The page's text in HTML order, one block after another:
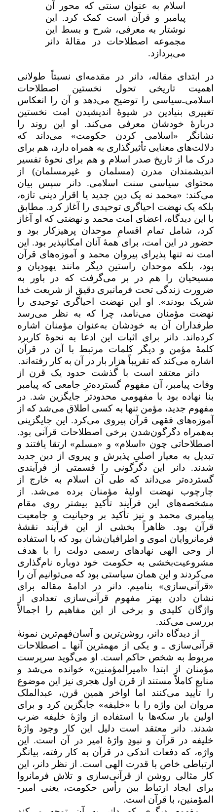
اسلام به عنوان سنتی که محور آن
پیامبر و قرآن است کمک کرد. این
نوشتار به معرفی، شرح و بسط این
مجموعه اصطلاحات در مقالۀ دانر
می‌پردازد.
در ابتدای مقاله، دانر در مقدمه‌ای نسبتاً طولانی
اهمیت تاریخی تحول نخستین اصطلاحات
اسلامی‌ـ‌سیاسی را توضیح می‌دهد و آن را انعکاس
تغییری بنیادین در شیوهٔ اندیشیدن امت نخستین
دربارهٔ خودشان معرفی می‌کند. او این روند را
نشانگر «اسلامی کردن حکومت» می‌­داند که
دلالت‌های معنایی تأثیرگذاری به همراه دارد، هم برای
درک ما از تاریخ صدر اسلام و هم برای نحوۀ تفسیر
اندیشمندان مدرن (مسلمان و غیرمسلمان) از
محتوای سیاسی سنت اسلامی. دانر سپس بیان
می‌کند: «محمد نه یک دین جدید یا اقرار دینی تازه،
بلکه یک نهضت احیاگری توحیدی را آغاز کرد. مطابق
با این دیدگاه، اعضای امت محمد و نهضتی که او آغاز
کرد، شامل تمام اقسامِ موحدان پرهیزکار بود و
حضور در این امت، برای همهٔ آنان امکان­پذیر بود. این
امت نه تنها پذیرای پیروان محمد و آموزه‌های قرآن
بود، بلکه موحدان راستین دیگر مانند یهودیان و
مسیحیان را هم در بر می‌گرفت که در باور به
ضرورت زندگی تحت فرمانبری دقیق از شریعت خدا
شریک بودند». او این نهضت احیاگری توحیدی را
نهضت مؤمنان می‌­نامد، چرا ­که به نظر می‌رسد
طرفداران آن به خودشان به‌عنوان مؤمنان اشاره
کرده‌اند. دانر برای اثبات این ادعا به نحوهٔ کاربرد
کلمهٔ مؤمن و دیگر کلمات مرتبط با آن در قرآن
اشاره می‌کند که تقریباً هزار بار در آن به کار رفته‌اند.
دانر معتقد است با گذشت حدود یک قرن از
وفات پیامبر، آن مفهوم گسترده‌ترِ جامعی که پیامبر
بنا نهاده بود با مفهومی محدودتر جایگزین شد. در
مفهوم جدید، مؤمن تنها به کسی اطلاق می‌شد که از
آموزه‌های فقهی قرآن پیروی می‌کرد. این جایگزینی
به‌همراه دگرگون‌شدن برخی اصطلاحات قرآنی بود.
اصطلاحاتی چون «اسلام» و «مسلم» ارتقا یافتند و
تبدیل به معیار اصلیِ پذیرش و پیروی از دین جدید
شدند. دانر این دگرگونی را قسمتی از فرآیندی
گسترده‌تر می‌داند که طی آن اسلام به خارج از
چارچوب نهضت اولیهٔ مؤمنان برده می­‌شد. از
مشخصه­‌های این فرآیند تأکیدِ بیشتر روی مقام
پیامبری محمد و نیز تأکید بر وحیانیت و جامعیت
قرآن بود. ظاهراً بخشی از این فرآیند نقشۀ
فرمانروایان اموی و اطرافیان‌شان بود که با استفاده
از وحی الهی نهاد­های رسمی دولت را با هدف
مشروعیت‌بخشی به حکومت خود دوباره نام‌‌گذاری
می‌کردند و این همان سیاستی بود که می‌توانیم آن‌ را
«قرآنی‌سازی» بنامیم. دانر در ادامهٔ مقاله برای
نشان دادن بهتر مفهوم قرآنی‌سازی تعدادی از
واژگان کلیدی و برخی از این مفاهیم را اجمالاً
بررسی می‌کند.
از دیدگاه دانر، روشن‌­ترین و آسان­‌فهم‌­ترین نمونهٔ
قرآنی‌سازی ـ و یکی از مهم­ترین آن­ها ـ اصطلاحات
مربوط به شخص حاکم است. او می‌گوید سرپرست
مؤمنان از ابتدا «امیرالمؤمنین» خوانده می‌شد و
منابع کاملاً مستند از قرن اول هجری نیز این موضوع
را تأیید می‌کنند اما اواخر همین قرن، عبدالملک
مروان این واژه را با «خلیفه» جایگزین کرد و برای
اولین بار سکه‌ها با استفاده از واژهٔ خلیفه ضرب
شدند. دانر معتقد است دلیل این کار وجود واژهٔ
خلیفه در قرآن و نبودِ واژهٔ امیر در آن است. این
واژه، که دفعات اندکی در قرآن به کار رفته، بیانگر
ارتباطی خاص با قدرت الهی است. از نظر دانر، این
کار مثالی روشن از قرآنی‌سازی و تلاش فرمانروا
برای ایجاد ارتباط بین رأس حکومت، یعنی امیر­
المؤمنین، با قرآن است.